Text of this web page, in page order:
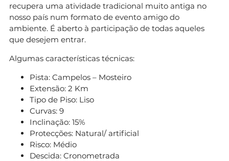
recupera uma atividade tradicional muito antiga no
nosso país num formato de evento amigo do
ambiente. É aberto à participação de todas aqueles
que desejem entrar.
Algumas características técnicas:
Pista: Campelos – Mosteiro
Extensão: 2 Km
Tipo de Piso: Liso
Curvas: 9
Inclinação: 15%
Protecções: Natural/ artificial
Risco: Médio
Descida: Cronometrada